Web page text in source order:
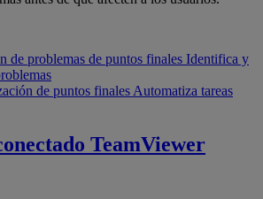
de problemas de puntos finales Identifica y
de puntos finales Automatiza tareas
TeamViewer